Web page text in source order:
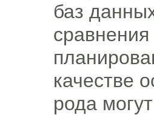
баз
сравнения
качестве
рода